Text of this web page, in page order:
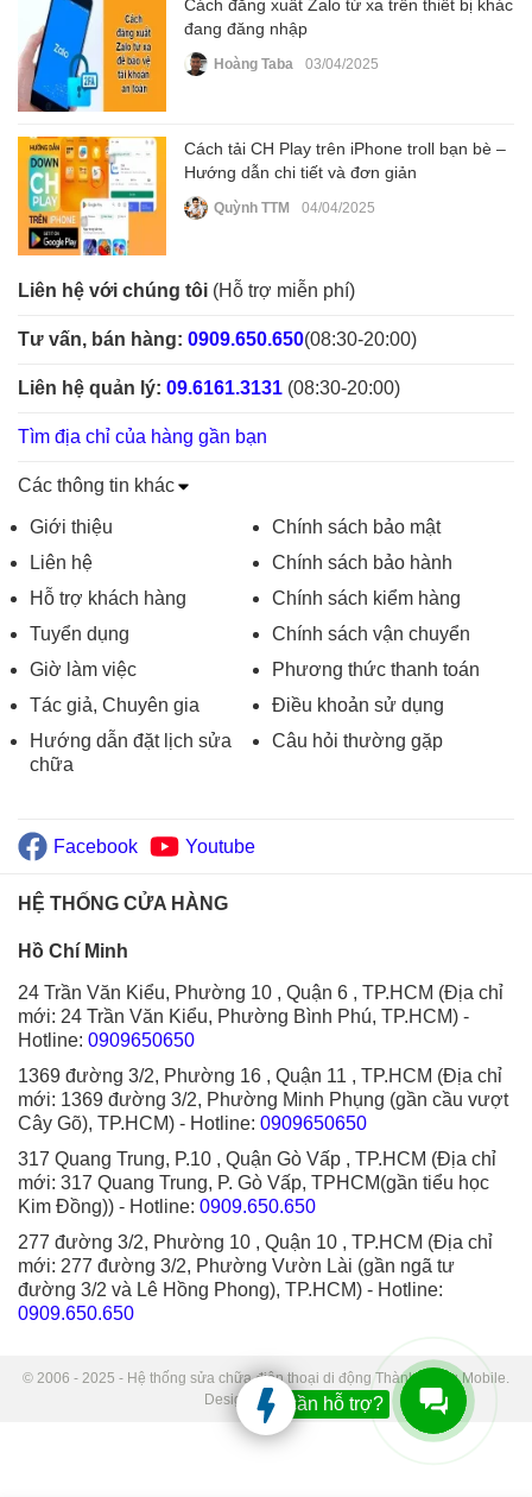
Cách đăng xuất Zalo từ xa trên thiết bị khác
đang đăng nhập
Hoàng Taba 03/04/2025
Cách tải CH Play trên iPhone troll bạn bè –
Hướng dẫn chi tiết và đơn giản
Quỳnh TTM 04/04/2025
Liên hệ với chúng tôi (Hỗ trợ miễn phí)
Tư vấn, bán hàng: 0909.650.650(08:30-20:00)
Liên hệ quản lý: 09.6161.3131 (08:30-20:00)
Tìm địa chỉ của hàng gần bạn
Các thông tin khác
Giới thiệu
Liên hệ
Hỗ trợ khách hàng
Tuyển dụng
Giờ làm việc
Tác giả, Chuyên gia
Hướng dẫn đặt lịch sửa
chữa
Chính sách bảo mật
Chính sách bảo hành
Chính sách kiểm hàng
Chính sách vận chuyển
Phương thức thanh toán
Điều khoản sử dụng
Câu hỏi thường gặp
Facebook Youtube
HỆ THỐNG CỬA HÀNG
Hồ Chí Minh
24 Trần Văn Kiểu, Phường 10 , Quận 6 , TP.HCM (Địa chỉ
mới: 24 Trần Văn Kiểu, Phường Bình Phú, TP.HCM) -
Hotline: 0909650650
1369 đường 3/2, Phường 16 , Quận 11 , TP.HCM (Địa chỉ
mới: 1369 đường 3/2, Phường Minh Phụng (gần cầu vượt
Cây Gõ), TP.HCM) - Hotline: 0909650650
317 Quang Trung, P.10 , Quận Gò Vấp , TP.HCM (Địa chỉ
mới: 317 Quang Trung, P. Gò Vấp, TPHCM(gần tiểu học
Kim Đồng)) - Hotline: 0909.650.650
277 đường 3/2, Phường 10 , Quận 10 , TP.HCM (Địa chỉ
mới: 277 đường 3/2, Phường Vườn Lài (gần ngã tư
đường 3/2 và Lê Hồng Phong), TP.HCM) - Hotline:
0909.650.650
© 2006 - 2025 - Hệ thống sửa chữa điện thoại di động Thành Trung Mobile.
Designed by Sudo.
Bạn cần hỗ trợ?